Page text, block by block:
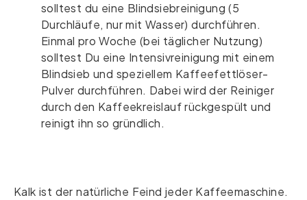
solltest du eine Blindsiebreinigung (5
Durchläufe, nur mit Wasser) durchführen.
Einmal pro Woche (bei täglicher Nutzung)
solltest Du eine Intensivreinigung mit einem
Blindsieb und speziellem Kaffeefettlöser-
Pulver durchführen. Dabei wird der Reiniger
durch den Kaffeekreislauf rückgespült und
reinigt ihn so gründlich.
Kalk ist der natürliche Feind jeder Kaffeemaschine.